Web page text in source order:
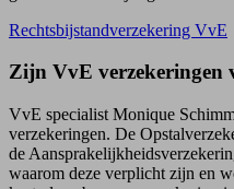
Rechtsbijstandverzekering VvE
Zijn VvE verzekeringen
VvE specialist Monique
verzekeringen. De
de
waarom deze verplicht zijn en